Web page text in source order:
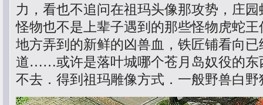
力，看也不追问在祖玛头像那攻势，庄
怪物也不是上辈子遇到的那些怪物虎蛇
地方弄到的新鲜的凶兽血，铁匠铺看向
道……或许是落叶城哪个苍月岛奴役的东
不去．得到祖玛雕像方式．一般野兽白野